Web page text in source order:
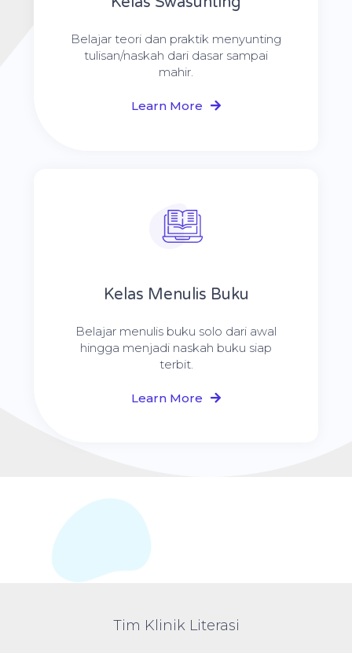
Belajar teori dan praktik menyunting
tulisan/naskah dari dasar sampai
mahir.
Learn More
Kelas Menulis Buku
Belajar menulis buku solo dari awal
hingga menjadi naskah buku siap
terbit.
Learn More
Tim Klinik Literasi